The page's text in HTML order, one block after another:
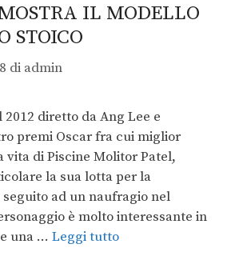
IL MODELLO
STOICO
di admin
diretto da Ang Lee e
premi Oscar fra cui miglior
vita di Piscine Molitor Patel,
la sua lotta per la
ad un naufragio nel
è molto interessante in
una … Leggi tutto